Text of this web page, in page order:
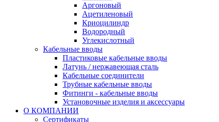
Аргоновый
Ацетиленовый
Криоцилиндр
Водородный
Углекислотный
Кабельные вводы
Пластиковые кабельные вводы
Латунь / нержавеющая сталь
Кабельные соединители
Трубные кабельные вводы
Фитинги - кабельные вводы
Установочные изделия и аксессуары
О КОМПАНИИ
Сертификаты